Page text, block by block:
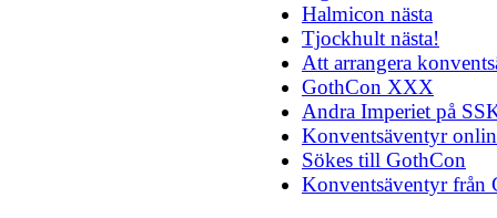
Halmicon nästa
Tjockhult nästa!
Att arrangera
GothCon XXX
Andra Imperiet på
Konventsäventyr
Sökes till GothCon
Konventsäventyr